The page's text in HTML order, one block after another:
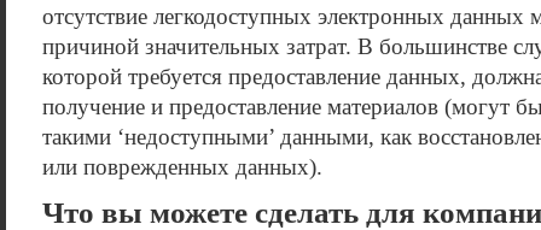
отсутствие легкодоступных электронных данных
причиной значительных затрат. В большинстве
которой требуется предоставление данных,
получение и предоставление материалов (могут
такими ‘недоступными’ данными, как
или поврежденных данных).
Что вы можете сделать для